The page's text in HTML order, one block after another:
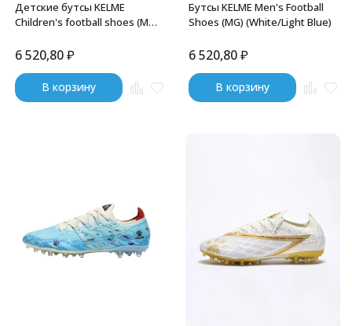
Детские бутсы KELME
Children's football shoes (MG)
6 520,80₽
В корзину
Бутсы KELME Men's Football
Shoes (MG) (White/Light Blue)
6 520,80₽
В корзину